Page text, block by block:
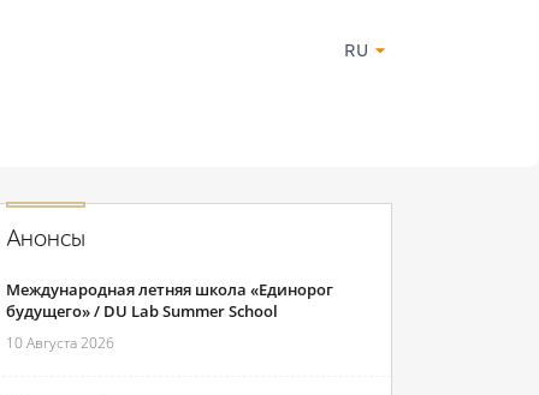
RU
Анонсы
Международная летняя школа «Единорог
будущего» / DU Lab Summer School
10 Августа 2026